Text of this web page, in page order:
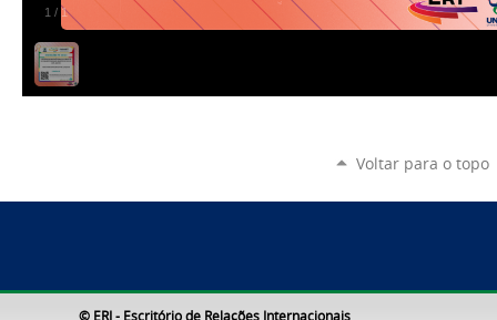
1 / 1
Voltar para o topo
© ERI - Escritório de Relações Internacionais